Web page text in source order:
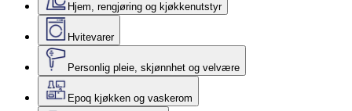
Hjem, rengjøring og kjøkkenutstyr
Hvitevarer
Personlig pleie, skjønnhet og velvære
Epoq kjøkken og vaskerom